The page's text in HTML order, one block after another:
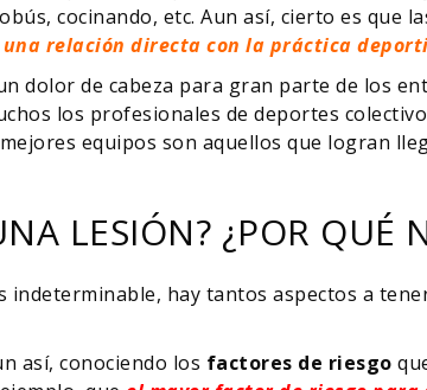
cocinando, etc. Aun así, cierto es que
relación directa con la práctica
dolor de cabeza para gran parte de los
los profesionales de deportes
equipos son aquellos que logran
LESIÓN? ¿POR QUÉ
indeterminable, hay tantos aspectos a
así, conociendo los factores de riesgo